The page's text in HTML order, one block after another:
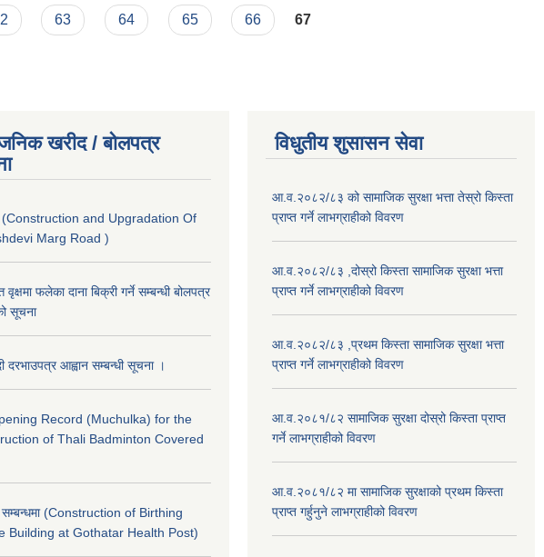
63 64 65 66 67
खरीद / बोलपत्र
(Construction and Upgradation Of
Marg Road )
वृक्षमा फलेका दाना बिक्री गर्ने सम्बन्धी बोलपत्र
सूचना
दरभाउपत्र आह्वान सम्बन्धी सूचना ।
Record (Muchulka) for the
of Thali Badminton Covered
सम्बन्धमा (Construction of Birthing
Building at Gothatar Health Post)
विधुतीय शुसासन सेवा
आ.व.२०८२/८३ को सामाजिक सुरक्षा भत्ता तेस्रो किस्ता
प्राप्त गर्ने लाभग्राहीको विवरण
आ.व.२०८२/८३ ,दोस्रो किस्ता सामाजिक सुरक्षा भत्ता
प्राप्त गर्ने लाभग्राहीको विवरण
आ.व.२०८२/८३ ,प्रथम किस्ता सामाजिक सुरक्षा भत्ता
प्राप्त गर्ने लाभग्राहीको विवरण
आ.व.२०८१/८२ सामाजिक सुरक्षा दोस्रो किस्ता प्राप्त
गर्ने लाभग्राहीको विवरण
आ.व.२०८१/८२ मा सामाजिक सुरक्षाको प्रथम किस्ता
प्राप्त गर्हुनुने लाभग्राहीको विवरण